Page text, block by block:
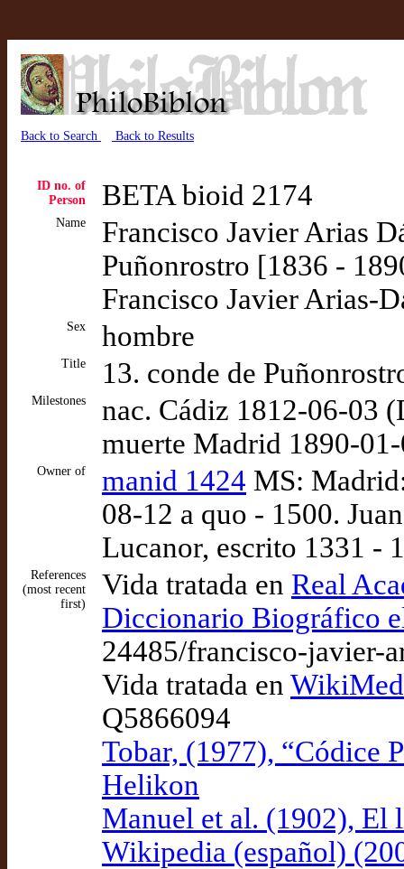
Back to Search Back to Results
ID no. of
Person
BETA bioid 2174
Name
Francisco Javier Arias
Puñonrostro [1836 -
Francisco Javier Arias-
Sex hombre
Title 13. conde de
Milestones
nac. Cádiz 1812-06-03
muerte Madrid 1890-
Owner of manid 1424 MS:
08-12 a quo - 1500.
Lucanor, escrito 1331 -
References
(most recent
first)
Vida tratada en Real
Diccionario Biográfico
24485/francisco-javier-
Vida tratada en
Q5866094
Tobar, (1977), “Códice
Helikon
Manuel et al. (1902), El
Wikipedia (español)